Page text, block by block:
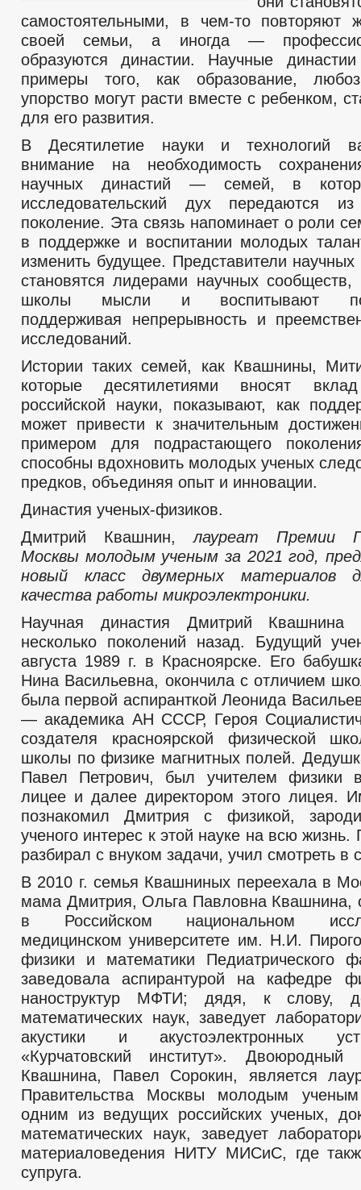
самостоятельными, в чем-то повторяют
своей семьи, а иногда —
образуются династии. Научные
примеры того, как образование,
упорство могут расти вместе с ребенком,
для его развития.
В Десятилетие науки и технологий
внимание на необходимость
научных династий — семей, в
исследовательский дух передаются
поколение. Эта связь напоминает о роли
в поддержке и воспитании молодых
изменить будущее. Представители научных
становятся лидерами научных
школы мысли и воспитывают
поддерживая непрерывность и
исследований.
Истории таких семей, как Квашнины,
которые десятилетиями вносят
российской науки, показывают, как
может привести к значительным
примером для подрастающего
способны вдохновить молодых ученых
предков, объединяя опыт и инновации.
Династия ученых-физиков.
Дмитрий Квашнин,лауреат Премии
Москвы молодым ученым за 2021 год,
новый класс двумерных материалов
качества работы микроэлектроники.
Научная династия Дмитрий Квашнина
несколько поколений назад. Будущий
августа 1989 г. в Красноярске. Его
Нина Васильевна, окончила с отличием
была первой аспиранткой Леонида
— академика АН СССР, Героя
создателя красноярской физической
школы по физике магнитных полей.
Павел Петрович, был учителем физики
лицее и далее директором этого лицея.
познакомил Дмитрия с физикой,
ученого интерес к этой науке на всю жизнь.
разбирал с внуком задачи, учил смотреть в
В 2010 г. семья Квашниных переехала в
мама Дмитрия, Ольга Павловна Квашнина,
в Российском национальном
медицинском университете им. Н.И.
физики и математики Педиатрического
заведовала аспирантурой на кафедре
наноструктур МФТИ; дядя, к слову,
математических наук, заведует
акустики и акустоэлектронных
«Курчатовский институт».
Квашнина, Павел Сорокин, является
Правительства Москвы молодым
одним из ведущих российских ученых,
математических наук, заведует
материаловедения НИТУ МИСиС, где
супруга.